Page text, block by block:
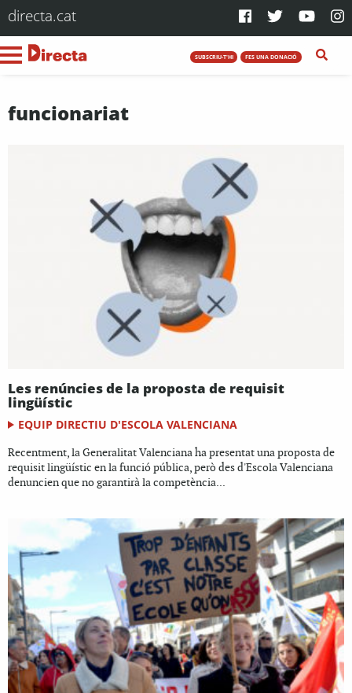
directa.cat
SUBSCRIU-T'HI FES UNA DONACIÓ
funcionariat
Les renúncies de la proposta de requisit
lingüístic
EQUIP DIRECTIU D'ESCOLA VALENCIANA
Recentment, la Generalitat Valenciana ha presentat una proposta de
requisit lingüístic en la funció pública, però des d'Escola Valenciana
denuncien que no garantirà la competència...